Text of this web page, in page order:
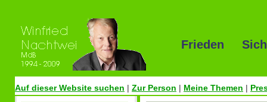
Frieden
Auf dieser Website suchen | Zur Person | Meine Themen |